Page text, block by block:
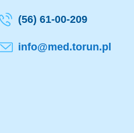
(56) 61-00-209
info@med.torun.pl